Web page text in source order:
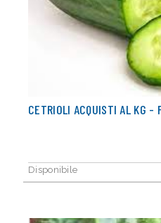
CETRIOLI ACQUISTI AL KG -
Disponibile